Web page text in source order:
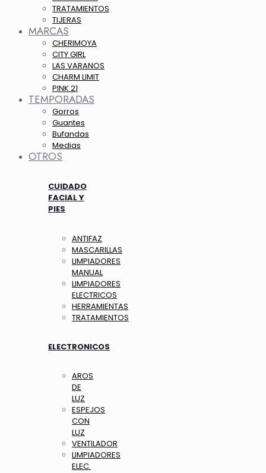
TRATAMIENTOS
TIJERAS
MARCAS
CHERIMOYA
CITY GIRL
LAS VARANOS
CHARM LIMIT
PINK 21
TEMPORADAS
Gorros
Guantes
Bufandas
Medias
OTROS
CUIDADO
FACIAL Y
PIES
ANTIFAZ
MASCARILLAS
LIMPIADORES
MANUAL
LIMPIADORES
ELECTRICOS
HERRAMIENTAS
TRATAMIENTOS
ELECTRONICOS
AROS
DE
LUZ
ESPEJOS
CON
LUZ
VENTILADOR
LIMPIADORES
ELEC.